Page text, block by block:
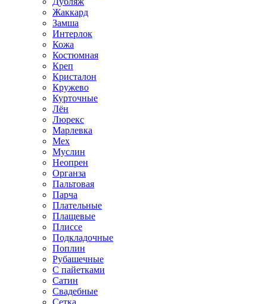
Жаккард
Замша
Интерлок
Кожа
Костюмная
Креп
Кристалон
Кружево
Курточные
Лён
Люрекс
Марлевка
Мех
Муслин
Неопрен
Органза
Пальтовая
Парча
Плательные
Плащевые
Плиссе
Подкладочные
Поплин
Рубашечные
С пайетками
Сатин
Свадебные
Сетка